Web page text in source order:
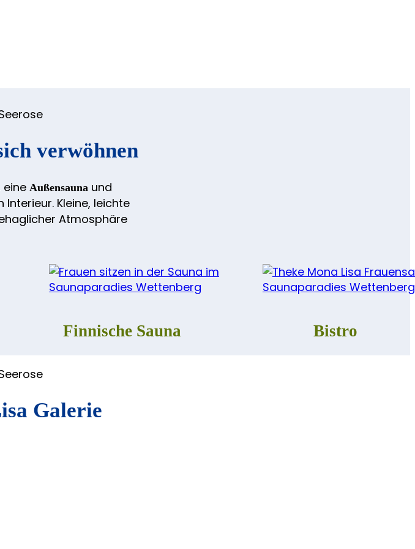
verwöhnen
eine Außensaunaund
Kleine, leichte
Atmosphäre
Finnische Sauna Bistro
Galerie